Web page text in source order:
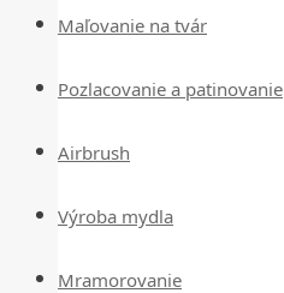
Maľovanie na tvár
Pozlacovanie a patinovanie
Airbrush
Výroba mydla
Mramorovanie